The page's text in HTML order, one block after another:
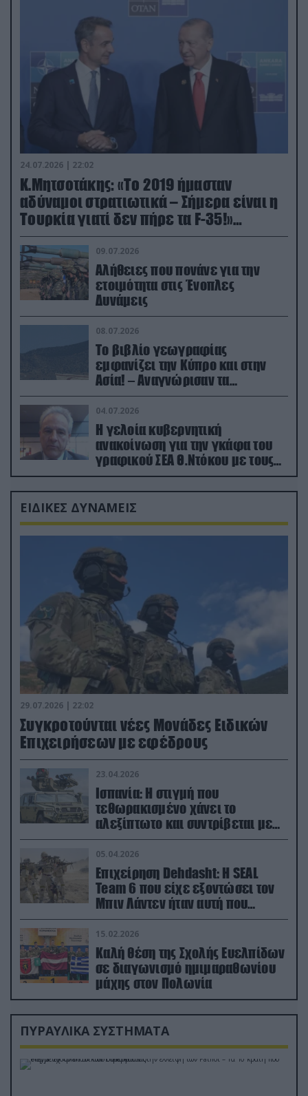
24.07.2026 | 22:02
Κ.Μητσοτάκης: «Το 2019 ήμασταν
αδύναμοι στρατιωτικά – Σήμερα είναι η
Τουρκία γιατί δεν πήρε τα F-35!»
(βίντεο)
09.07.2026
Αλήθειες που πονάνε για την
ετοιμότητα στις Ένοπλες
Δυνάμεις
08.07.2026
Το βιβλίο γεωγραφίας
εμφανίζει την Κύπρο και στην
Ασία! – Αναγνώρισαν τα
κατεχόμενα; (φωτο)
04.07.2026
Η γελοία κυβερνητική
ανακοίνωση για την γκάφα του
γραφικού ΣΕΑ Θ.Ντόκου με τους
Ρώσους φαρσέρ
ΕΙΔΙΚΕΣ ΔΥΝΑΜΕΙΣ
29.07.2026 | 22:02
Συγκροτούνται νέες Μονάδες Ειδικών
Επιχειρήσεων με εφέδρους
23.04.2026
Ισπανία: Η στιγμή που
τεθωρακισμένο χάνει το
αλεξίπτωτο και συντρίβεται με
ορμή στο έδαφος (βίντεο)
05.04.2026
Επιχείρηση Dehdasht: Η SEAL
Team 6 που είχε εξοντώσει τον
Μπιν Λάντεν ήταν αυτή που
διέσωσε τον πιλότο του F-15
15.02.2026
Καλή θέση της Σχολής Ευελπίδων
σε διαγωνισμό ημιμαραθωνίου
μάχης στον Πολωνία
ΠΥΡΑΥΛΙΚΑ ΣΥΣΤΗΜΑΤΑ